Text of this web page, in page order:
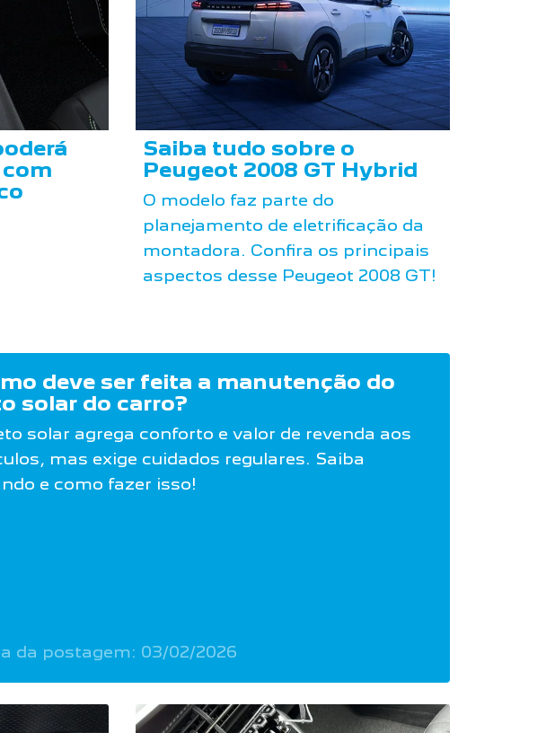
Saiba tudo sobre o
Peugeot 2008 GT Hybrid
O modelo faz parte do
planejamento de eletrificação da
montadora. Confira os principais
aspectos desse Peugeot 2008 GT!
deve ser feita a manutenção do
solar do carro?
solar agrega conforto e valor de revenda aos
mas exige cuidados regulares. Saiba
e como fazer isso!
da postagem: 03/02/2026